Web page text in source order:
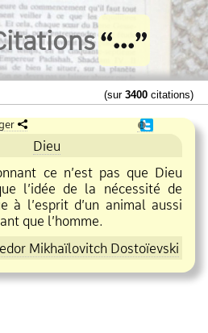
(sur 3400 citations)
❶
Dieu
ce n’est pas que Dieu
l’idée de la nécessité de
à l’esprit d’un animal aussi
que l’homme.
Mikhaïlovitch Dostoïevski